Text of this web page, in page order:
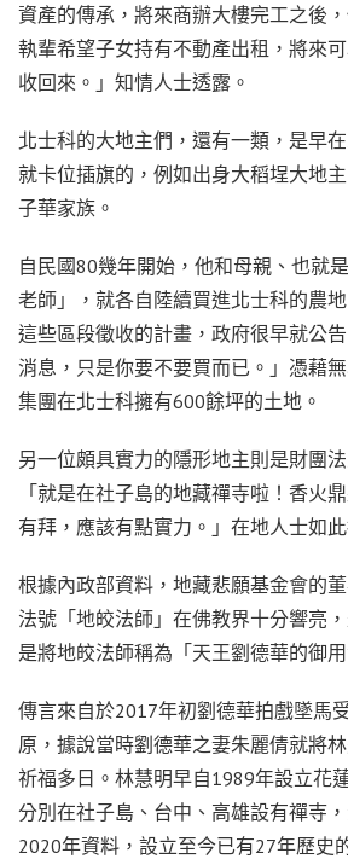
資產的傳承，將來商辦大樓完工之後
執輩希望子女持有不動產出租，將來
收回來。」知情人士透露。
北士科的大地主們，還有一類，是早
就卡位插旗的，例如出身大稻埕大地
子華家族。
自民國80幾年開始，他和母親、也就
老師」，就各自陸續買進北士科的農
這些區段徵收的計畫，政府很早就公
消息，只是你要不要買而已。」憑藉
集團在北士科擁有600餘坪的土地。
另一位頗具實力的隱形地主則是財團
「就是在社子島的地藏禪寺啦！香火
有拜，應該有點實力。」在地人士如此
根據內政部資料，地藏悲願基金會的
法號「地皎法師」在佛教界十分響亮
是將地皎法師稱為「天王劉德華的御用
傳言來自於2017年初劉德華拍戲墜馬
原，據說當時劉德華之妻朱麗倩就將
祈福多日。林慧明早自1989年設立花
分別在社子島、台中、高雄設有禪寺
2020年資料，設立至今已有27年歷史